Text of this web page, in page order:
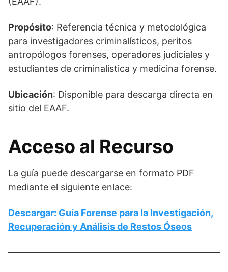
Propósito: Referencia técnica y metodológica
para investigadores criminalísticos, peritos
antropólogos forenses, operadores judiciales y
estudiantes de criminalística y medicina forense.
Ubicación: Disponible para descarga directa en
sitio del EAAF.
Acceso al Recurso
La guía puede descargarse en formato PDF
mediante el siguiente enlace:
Descargar: Guía Forense para la Investigación,
Recuperación y Análisis de Restos Óseos